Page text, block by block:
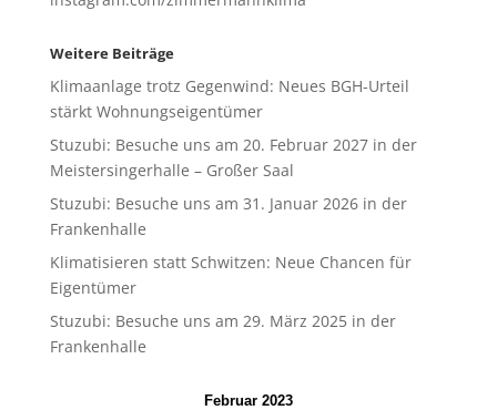
Weitere Beiträge
Klimaanlage trotz Gegenwind: Neues BGH-Urteil
stärkt Wohnungseigentümer
Stuzubi: Besuche uns am 20. Februar 2027 in der
Meistersingerhalle – Großer Saal
Stuzubi: Besuche uns am 31. Januar 2026 in der
Frankenhalle
Klimatisieren statt Schwitzen: Neue Chancen für
Eigentümer
Stuzubi: Besuche uns am 29. März 2025 in der
Frankenhalle
Februar 2023